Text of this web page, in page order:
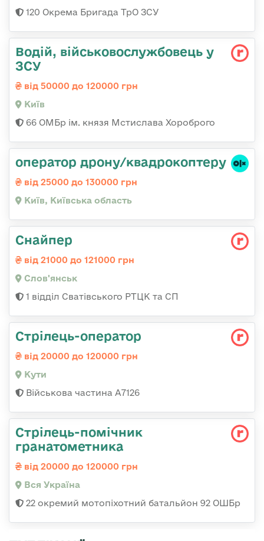
120 Окрема Бригада ТрО ЗСУ
Водій, військовослужбовець у
ЗСУ
від 50000 до 120000 грн
Київ
66 ОМБр ім. князя Мстислава Хороброго
оператор дрону/квадрокоптеру
від 25000 до 130000 грн
Київ, Київська область
Снайпер
від 21000 до 121000 грн
Слов'янськ
1 відділ Сватівського РТЦК та СП
Стрілець-оператор
від 20000 до 120000 грн
Кути
Військова частина А7126
Стрілець-помічник
гранатометника
від 20000 до 120000 грн
Вся Україна
22 окремий мотопіхотний батальйон 92 ОШБр